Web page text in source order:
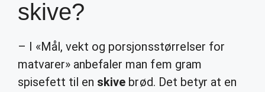
skive?
– I «Mål, vekt og porsjonsstørrelser for
matvarer» anbefaler man fem gram
spisefett til en skive brød. Det betyr at en